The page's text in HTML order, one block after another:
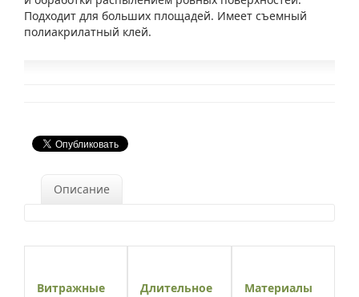
Подходит для больших площадей. Имеет съемный
полиакрилатный клей.
Описание
Витражные Длительное Материалы